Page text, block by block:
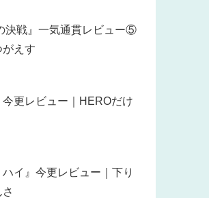
決戦』一気通貫レビュー⑤
がえす
今更レビュー｜HEROだけ
ハイ』今更レビュー｜下り